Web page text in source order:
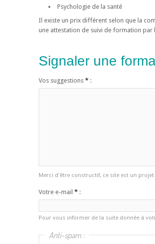
Psychologie de la santé
Il existe un prix différent selon que la
une attestation de suivi de formation par
Signaler une
Vos suggestions * :
Merci d'être constructif, ce site est un
Votre e-mail * :
Pour vous informer de la suite donnée à
Anti-spam :